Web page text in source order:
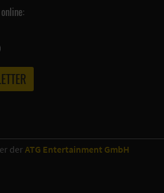
der ATG Entertainment GmbH